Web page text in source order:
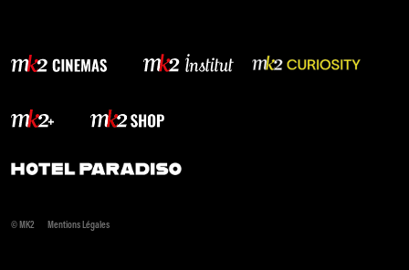
© MK2 Mentions Légales